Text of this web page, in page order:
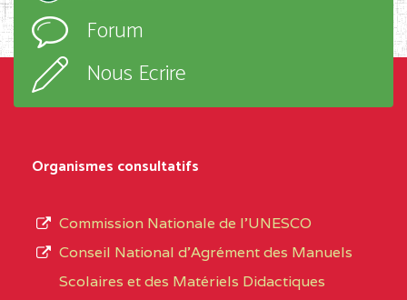
D'ENSEIGNEMENT
PROFESSIONNEL
(CEGEP) STE FOI BP
:4740 YAOUNDE
d’enseignement,
type
Forum
Nous Ecrire
Organismes consultatifs
Commission Nationale de l’UNESCO
Conseil National d’Agrément des Manuels
Scolaires et des Matériels Didactiques